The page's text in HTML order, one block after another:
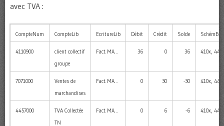
avec TVA :
CompteNum CompteLib EcritureLib Débit Crédit Solde
4110900
client collectif
groupe
Fact. MA… 36 0 36 410x,
7071000
Ventes de
marchandises
Fact. MA… 0 30 -30 410x,
4457000
TVA Collectée
TN
Fact. MA… 0 6 -6 410x,